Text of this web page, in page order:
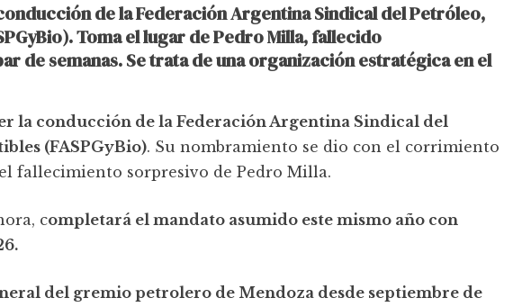
de la Federación Argentina Sindical del Petróleo,
Toma el lugar de Pedro Milla, fallecido
de semanas. Se trata de una organización estratégica en el
la conducción de la Federación Argentina Sindical del
(FASPGyBio). Su nombramiento se dio con el corrimiento
fallecimiento sorpresivo de Pedro Milla.
completará el mandato asumido este mismo año con
del gremio petrolero de Mendoza desde septiembre de